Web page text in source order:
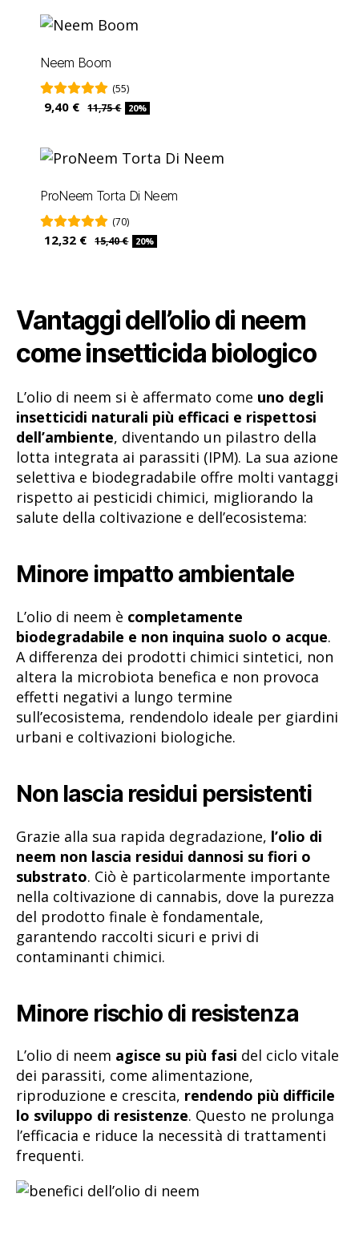
Neem Boom
(55)
9,40 € 11,75 € 20%
ProNeem Torta Di Neem
(70)
12,32 € 15,40 € 20%
Vantaggi dell’olio di neem
come insetticida biologico
L’olio di neem si è affermato come uno degli
insetticidi naturali più efficaci e rispettosi
dell’ambiente, diventando un pilastro della
lotta integrata ai parassiti (IPM). La sua azione
selettiva e biodegradabile offre molti vantaggi
rispetto ai pesticidi chimici, migliorando la
salute della coltivazione e dell’ecosistema:
Minore impatto ambientale
L’olio di neem è completamente
biodegradabile e non inquina suolo o acque.
A differenza dei prodotti chimici sintetici, non
altera la microbiota benefica e non provoca
effetti negativi a lungo termine
sull’ecosistema, rendendolo ideale per giardini
urbani e coltivazioni biologiche.
Non lascia residui persistenti
Grazie alla sua rapida degradazione, l’olio di
neem non lascia residui dannosi su fiori o
substrato. Ciò è particolarmente importante
nella coltivazione di cannabis, dove la purezza
del prodotto finale è fondamentale,
garantendo raccolti sicuri e privi di
contaminanti chimici.
Minore rischio di resistenza
L’olio di neem agisce su più fasi del ciclo vitale
dei parassiti, come alimentazione,
riproduzione e crescita, rendendo più difficile
lo sviluppo di resistenze. Questo ne prolunga
l’efficacia e riduce la necessità di trattamenti
frequenti.